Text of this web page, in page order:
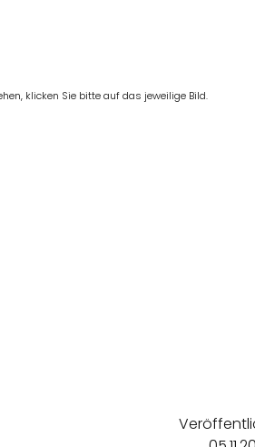
klicken Sie bitte auf das jeweilige Bild.